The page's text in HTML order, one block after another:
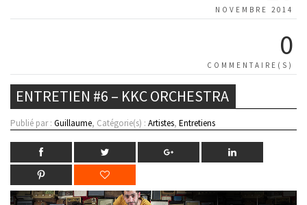
NOVEMBRE 2014
0
COMMENTAIRE(S)
ENTRETIEN #6 – KKC ORCHESTRA
Publié par : Guillaume, Catégorie(s) : Artistes, Entretiens